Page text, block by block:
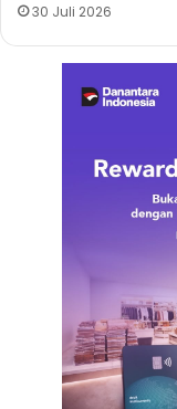
30 Juli 2026